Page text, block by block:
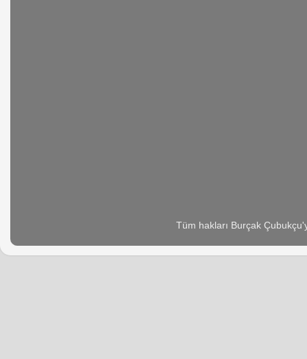
Tüm hakları Burçak